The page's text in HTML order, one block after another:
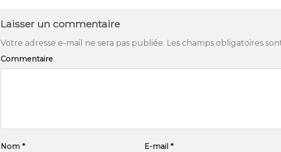
Laisser un commentaire
Votre adresse e-mail ne sera pas publiée. Les champs obligatoires
Commentaire
Nom * E-mail*